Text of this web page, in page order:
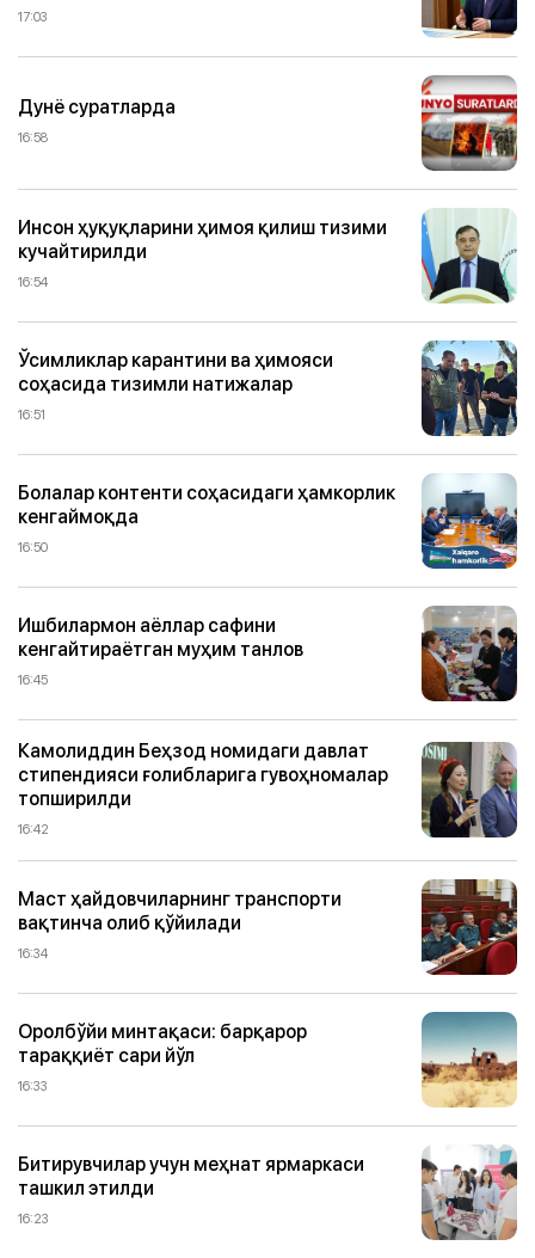
17:03
Дунё суратларда
16:58
Инсон ҳуқуқларини ҳимоя қилиш тизими
кучайтирилди
16:54
Ўсимликлар карантини ва ҳимояси
соҳасида тизимли натижалар
16:51
Болалар контенти соҳасидаги ҳамкорлик
кенгаймоқда
16:50
Ишбилармон аёллар сафини
кенгайтираётган муҳим танлов
16:45
Камолиддин Беҳзод номидаги давлат
стипендияси ғолибларига гувоҳномалар
топширилди
16:42
Маст ҳайдовчиларнинг транспорти
вақтинча олиб қўйилади
16:34
Оролбўйи минтақаси: барқарор
тараққиёт сари йўл
16:33
Битирувчилар учун меҳнат ярмаркаси
ташкил этилди
16:23